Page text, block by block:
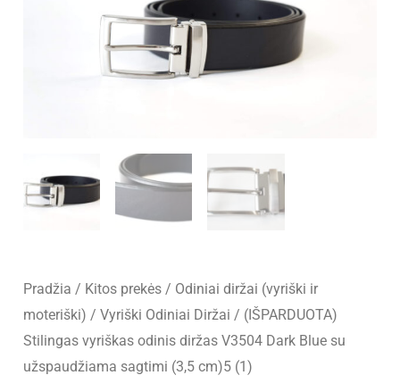
Pradžia / Kitos prekės / Odiniai diržai (vyriški ir
moteriški) /Vyriški Odiniai Diržai / (IŠPARDUOTA)
Stilingas vyriškas odinis diržas V3504 Dark Blue su
užspaudžiama sagtimi (3,5 cm)5 (1)